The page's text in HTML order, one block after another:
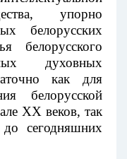
упорно
белорусских
белорусского
духовных
как для
белорусской
XX веков, так
сегодняшних